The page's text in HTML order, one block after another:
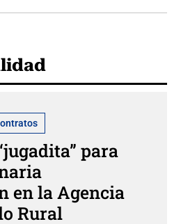
para
en la Agencia
Rural